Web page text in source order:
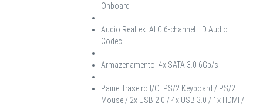
Onboard
Audio Realtek: ALC 6-channel HD Audio
Codec
Armazenamento: 4x SATA 3.0 6Gb/s
Painel traseiro I/O: PS/2 Keyboard / PS/2
Mouse / 2x USB 2.0 / 4x USB 3.0 / 1x HDMI /